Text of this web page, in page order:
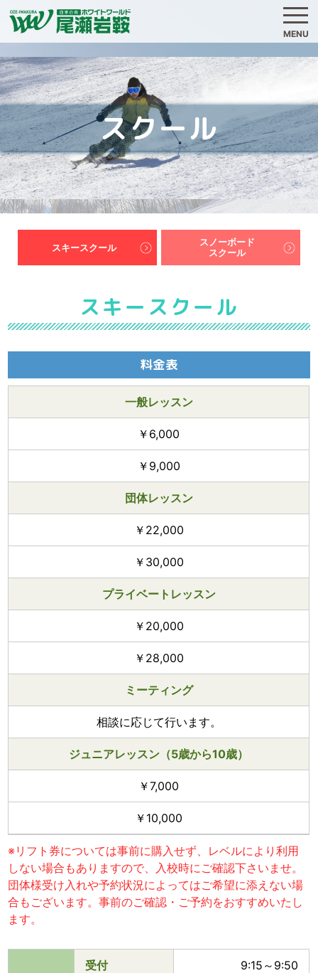
MENU
スクール
スキースクール
スノーボード
スクール
スキースクール
料金表
一般レッスン
￥6,000
￥9,000
団体レッスン
￥22,000
￥30,000
プライベートレッスン
￥20,000
￥28,000
ミーティング
相談に応じて行います。
ジュニアレッスン（5歳から10歳）
￥7,000
￥10,000
※リフト券については事前に購入せず、レベルにより利用
しない場合もありますので、入校時にご確認下さいませ。
団体様受け入れや予約状況によってはご希望に添えない場
合もございます。事前のご確認・ご予約をおすすめいたし
ます。
受付 9:15～9:50